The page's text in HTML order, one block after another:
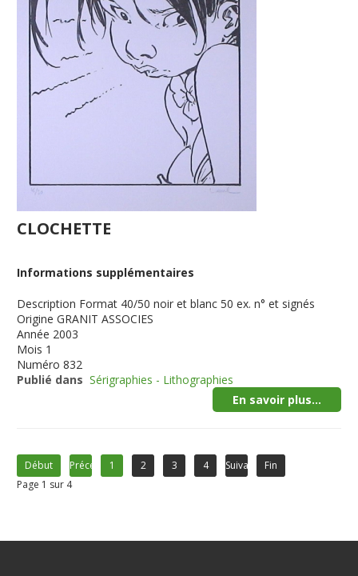
CLOCHETTE
Informations supplémentaires
Description Format 40/50 noir et blanc 50 ex. n° et signés
Origine GRANIT ASSOCIES
Année 2003
Mois 1
Numéro 832
Publié dans Sérigraphies - Lithographies
En savoir plus...
Début Précédent1 2 3 4 Suivant
Fin
Page 1 sur 4